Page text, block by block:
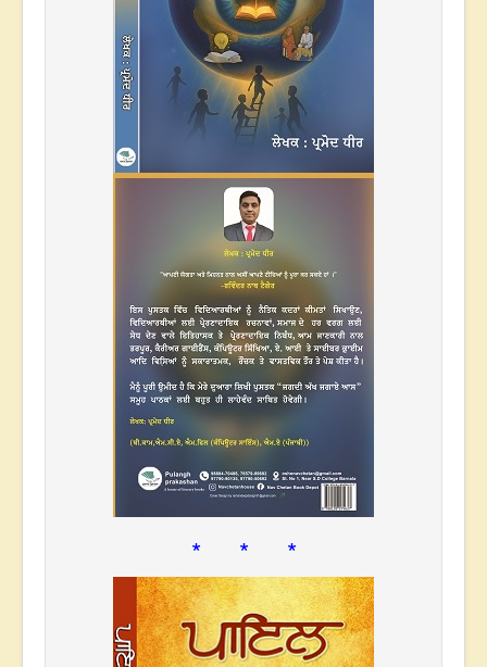
* * *